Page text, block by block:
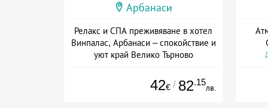
Арбанаси
Релакс и СПА преживяване в хотел
Винпалас, Арбанаси – спокойствие и
уют край Велико Търново
42€ / 82.15
лв.